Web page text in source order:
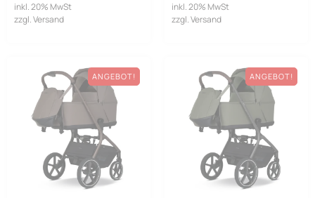
inkl. 20% MwSt
zzgl. Versand
inkl. 20% MwSt
zzgl. Versand
ANGEBOT! ANGEBOT!